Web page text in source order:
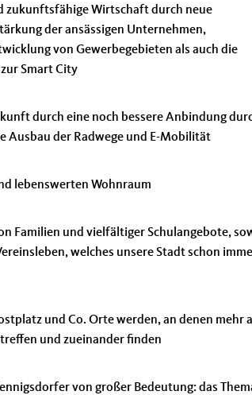
zukunftsfähige Wirtschaft durch neue
der ansässigen Unternehmen,
von Gewerbegebieten als auch die
Smart City
durch eine noch bessere Anbindung
Ausbau der Radwege und E-Mobilität
lebenswerten Wohnraum
Familien und vielfältiger Schulangebote,
welches unsere Stadt schon
und Co. Orte werden, an denen mehr
und zueinander finden
von großer Bedeutung: das